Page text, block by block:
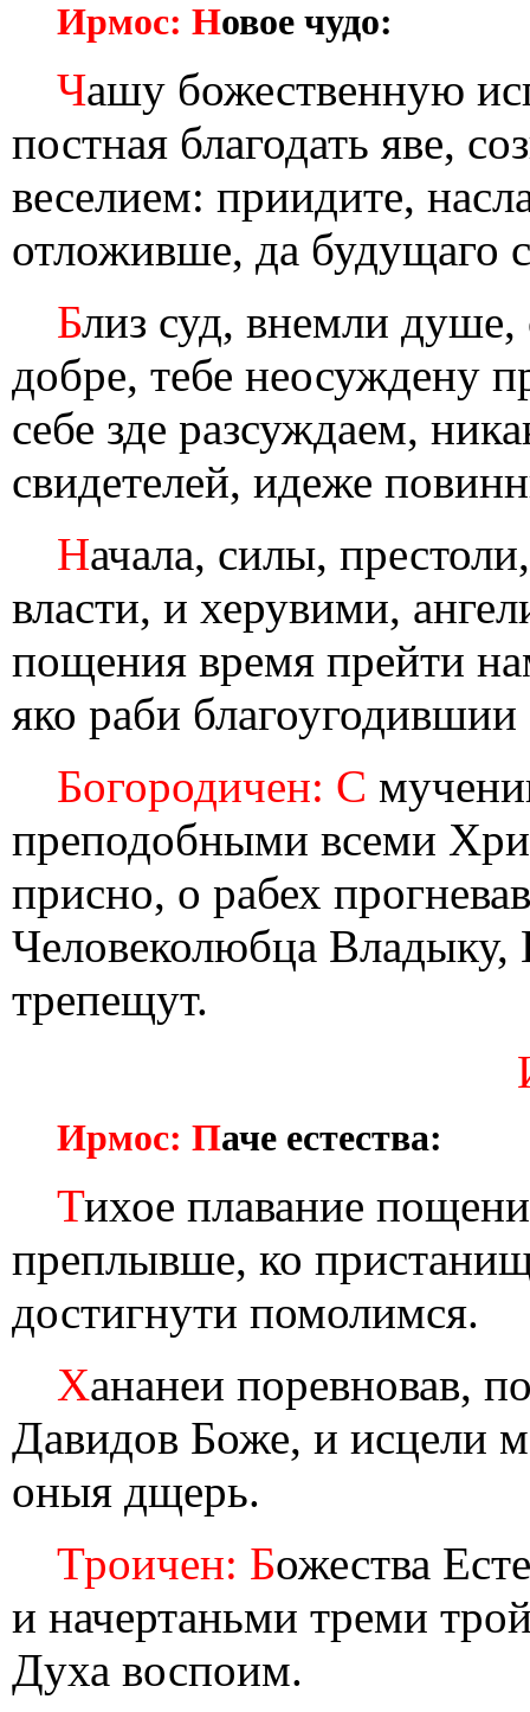
Ирмос: Новое чудо:
Чашу божественную
постная благодать яве,
веселием: приидите,
отложивше, да будущаго
Близ суд, внемли
добре, тебе неосуждену
себе зде разсуждаем,
свидетелей, идеже
Начала, силы,
власти, и херувими,
пощения время прейти
яко раби
Богородичен: С
преподобными всеми
присно, о рабех
Человеколюбца Владыку,
трепещут.
Ирмос: Паче естества:
Тихое плавание
преплывше, ко
достигнути помолимся.
Хананеи поревновав,
Давидов Боже, и исцели
оныя дщерь.
Троичен: Божества
и начертаньми треми
Духа воспоим.